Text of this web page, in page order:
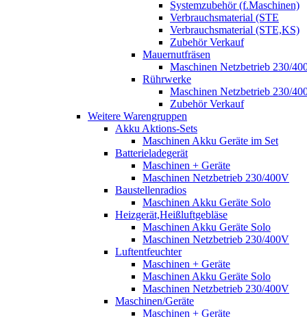
Systemzubehör (f.Maschinen)
Verbrauchsmaterial (STE
Verbrauchsmaterial (STE,KS)
Zubehör Verkauf
Mauernutfräsen
Maschinen Netzbetrieb 230/
Rührwerke
Maschinen Netzbetrieb 230/
Zubehör Verkauf
Weitere Warengruppen
Akku Aktions-Sets
Maschinen Akku Geräte im Set
Batterieladegerät
Maschinen + Geräte
Maschinen Netzbetrieb 230/400V
Baustellenradios
Maschinen Akku Geräte Solo
Heizgerät,Heißluftgebläse
Maschinen Akku Geräte Solo
Maschinen Netzbetrieb 230/400V
Luftentfeuchter
Maschinen + Geräte
Maschinen Akku Geräte Solo
Maschinen Netzbetrieb 230/400V
Maschinen/Geräte
Maschinen + Geräte